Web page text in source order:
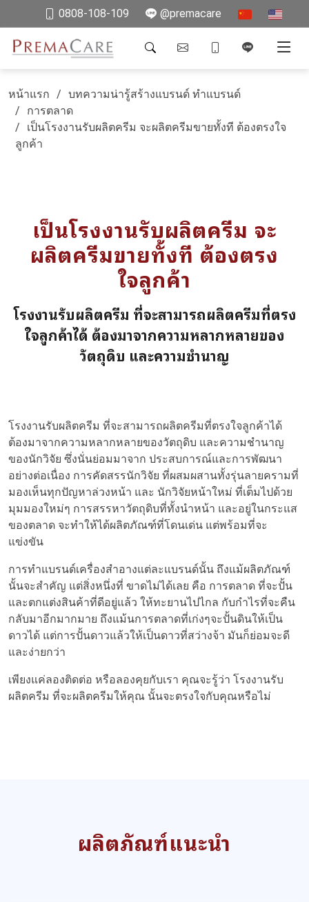
0808-108-109 @premacare
หน้าแรก
บทความน่ารู้สร้างแบรนด์ ทำแบรนด์
การตลาด
เป็นโรงงานรับผลิตครีม จะผลิตครีมขายทั้งที ต้องตรงใจ
ลูกค้า
เป็นโรงงานรับผลิตครีม จะ
ผลิตครีมขายทั้งที ต้องตรง
ใจลูกค้า
โรงงานรับผลิตครีม ที่จะสามารถผลิตครีมที่ตรง
ใจลูกค้าได้ ต้องมาจากความหลากหลายของ
วัตถุดิบ และความชำนาญ
โรงงานรับผลิตครีม ที่จะสามารถผลิตครีมที่ตรงใจลูกค้าได้
ต้องมาจากความหลากหลายของวัตถุดิบ และความชำนาญ
ของนักวิจัย ซึ่งนั่นย่อมมาจาก ประสบการณ์และการพัฒนา
อย่างต่อเนื่อง การคัดสรรนักวิจัย ที่ผสมผสานทั้งรุ่นลายครามที่
มองเห็นทุกปัญหาล่วงหน้า และ นักวิจัยหน้าใหม่ ที่เต็มไปด้วย
มุมมองใหม่ๆ การสรรหาวัตถุดิบที่ทั้งนำหน้า และอยู่ในกระแส
ของตลาด จะทำให้ได้ผลิตภัณฑ์ที่โดนเด่น แต่พร้อมที่จะ
แข่งขัน
การทำแบรนด์เครื่องสำอางแต่ละแบรนด์นั้น ถึงแม้ผลิตภัณฑ์
นั้นจะสำคัญ แต่สิ่งหนึ่งที่ ขาดไม่ได้เลย คือ การตลาด ที่จะปั้น
และตกแต่งสินค้าที่ดีอยู่แล้ว ให้ทะยานไปไกล กับกำไรที่จะคืน
กลับมาอีกมากมาย ถึงแม้นการตลาดที่เก่งๆจะปั้นดินให้เป็น
ดาวได้ แต่การปั้นดาวแล้วให้เป็นดาวที่สว่างจ้า มันก็ย่อมจะดี
และง่ายกว่า
เพียงแค่ลองติดต่อ หรือลองคุยกับเรา คุณจะรู้ว่า โรงงานรับ
ผลิตครีม ที่จะผลิตครีมให้คุณ นั้นจะตรงใจกับคุณหรือไม่
ผลิตภัณฑ์แนะนำ